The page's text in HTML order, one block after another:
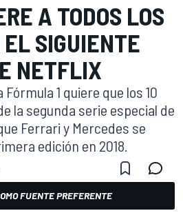
A TODOS LOS
EL SIGUIENTE
NETFLIX
1 quiere que los 10
la segunda serie especial de
Ferrari y Mercedes se
edición en 2018.
FUENTE PREFERENTE